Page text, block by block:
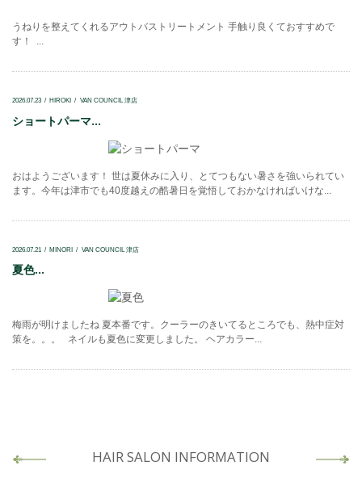
うねりを整えてくれるアウトバストリートメント 手触り良くておすすめで
す！ ...
2026.07.23 HIROKI VAN COUNCIL 津店
ショートパーマ...
おはようございます！ 世は夏休みに入り、とてつもない暑さを強いられてい
ます。今年は津市でも40度越えの酷暑日を覚悟しておかなければいけな...
2026.07.21 MINORI VAN COUNCIL 津店
夏色...
梅雨が明けましたね 夏本番です。クーラーのきいてるところでも、熱中症対
策を。。。 ネイルも夏色に変更しました。 ヘアカラー...
HAIR SALON INFORMATION